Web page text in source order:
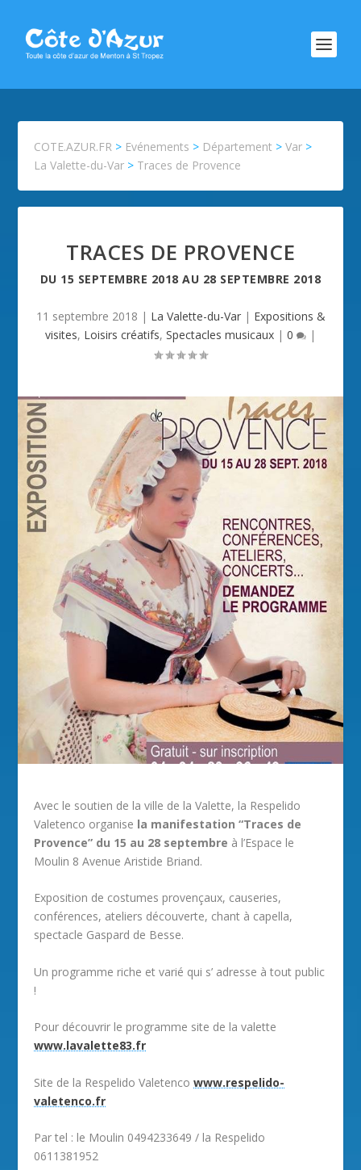
COTE.AZUR.FR > Evénements > Département >Var >
La Valette-du-Var > Traces de Provence
TRACES DE PROVENCE
DU 15 SEPTEMBRE 2018 AU 28 SEPTEMBRE 2018
11 septembre 2018 | La Valette-du-Var| Expositions &
visites, Loisirs créatifs, Spectacles musicaux | 0 |
Avec le soutien de la ville de la Valette, la Respelido
Valetenco organise la manifestation “Traces de
Provence” du 15 au 28 septembre à l’Espace le
Moulin 8 Avenue Aristide Briand.
Exposition de costumes provençaux, causeries,
conférences, ateliers découverte, chant à capella,
spectacle Gaspard de Besse.
Un programme riche et varié qui s’ adresse à tout public
!
Pour découvrir le programme site de la valette
www.lavalette83.fr
Site de la Respelido Valetencowww.respelido-
valetenco.fr
Par tel : le Moulin 0494233649 / la Respelido
0611381952